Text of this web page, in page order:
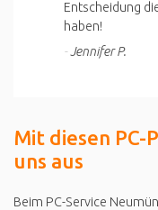
Entscheidung
haben!
Jennifer P.
Mit diesen PC-
uns aus
Beim PC-Service